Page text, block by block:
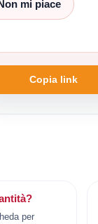
mi piace
Copia link
per